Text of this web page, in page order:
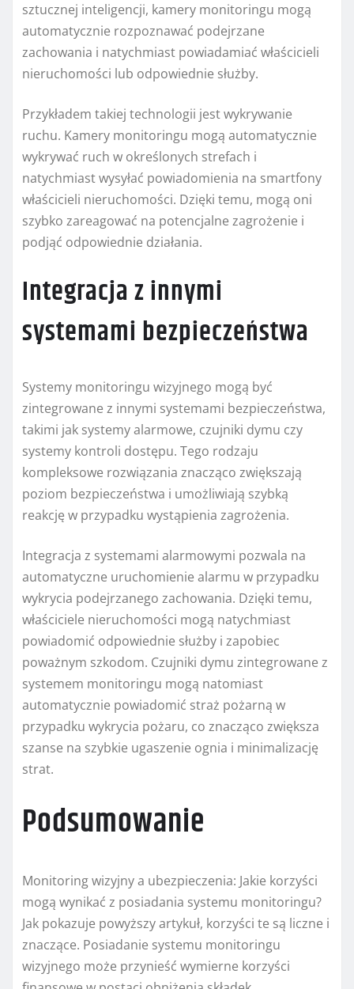
sztucznej inteligencji, kamery monitoringu mogą
automatycznie rozpoznawać podejrzane
zachowania i natychmiast powiadamiać właścicieli
nieruchomości lub odpowiednie służby.
Przykładem takiej technologii jest wykrywanie
ruchu. Kamery monitoringu mogą automatycznie
wykrywać ruch w określonych strefach i
natychmiast wysyłać powiadomienia na smartfony
właścicieli nieruchomości. Dzięki temu, mogą oni
szybko zareagować na potencjalne zagrożenie i
podjąć odpowiednie działania.
Integracja z innymi
systemami bezpieczeństwa
Systemy monitoringu wizyjnego mogą być
zintegrowane z innymi systemami bezpieczeństwa,
takimi jak systemy alarmowe, czujniki dymu czy
systemy kontroli dostępu. Tego rodzaju
kompleksowe rozwiązania znacząco zwiększają
poziom bezpieczeństwa i umożliwiają szybką
reakcję w przypadku wystąpienia zagrożenia.
Integracja z systemami alarmowymi pozwala na
automatyczne uruchomienie alarmu w przypadku
wykrycia podejrzanego zachowania. Dzięki temu,
właściciele nieruchomości mogą natychmiast
powiadomić odpowiednie służby i zapobiec
poważnym szkodom. Czujniki dymu zintegrowane z
systemem monitoringu mogą natomiast
automatycznie powiadomić straż pożarną w
przypadku wykrycia pożaru, co znacząco zwiększa
szanse na szybkie ugaszenie ognia i minimalizację
strat.
Podsumowanie
Monitoring wizyjny a ubezpieczenia: Jakie korzyści
mogą wynikać z posiadania systemu monitoringu?
Jak pokazuje powyższy artykuł, korzyści te są liczne i
znaczące. Posiadanie systemu monitoringu
wizyjnego może przynieść wymierne korzyści